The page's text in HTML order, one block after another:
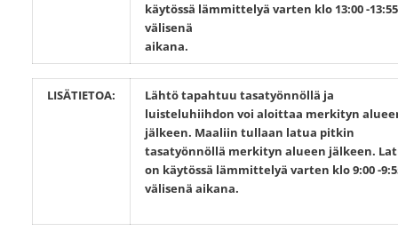
käytössä lämmittelyä varten klo 13:00 -13:55
välisenä
LISÄTIETOA:
Lähtö tapahtuu tasatyönnöllä ja
luisteluhiihdon voi aloittaa merkityn
jälkeen. Maaliin tullaan latua pitkin
tasatyönnöllä merkityn alueen jälkeen.
on käytössä lämmittelyä varten klo 9:00 -
välisenä aikana.